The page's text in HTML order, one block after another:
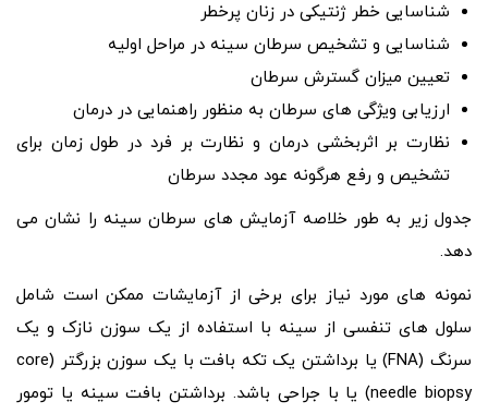
شناسایی خطر ژنتیکی در زنان پرخطر
شناسایی و تشخیص سرطان سینه در مراحل اولیه
تعیین میزان گسترش سرطان
ارزیابی ویژگی های سرطان به منظور راهنمایی در درمان
نظارت بر اثربخشی درمان و نظارت بر فرد در طول زمان برای
تشخیص و رفع هرگونه عود مجدد سرطان
جدول زیر به طور خلاصه آزمایش های سرطان سینه را نشان می
دهد.
نمونه های مورد نیاز برای برخی از آزمایشات ممکن است شامل
سلول های تنفسی از سینه با استفاده از یک سوزن نازک و یک
سرنگ (FNA) یا برداشتن یک تکه بافت با یک سوزن بزرگتر (core
needle biopsy) یا با جراحی باشد. برداشتن بافت سینه یا تومور